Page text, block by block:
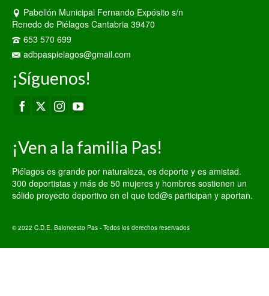
Pabellón Municipal Fernando Expósito s/n
Renedo de Piélagos Cantabria 39470
653 570 699
adbpaspielagos@gmail.com
¡Síguenos!
¡Ven a la familia Pas!
Piélagos es grande por naturaleza, es deporte y es amistad.
300 deportistas y más de 50 mujeres y hombres sostienen un
sólido proyecto deportivo en el que tod@s participan y aportan.
© 2022 C.D.E. Baloncesto Pas - Todos los derechos reservados